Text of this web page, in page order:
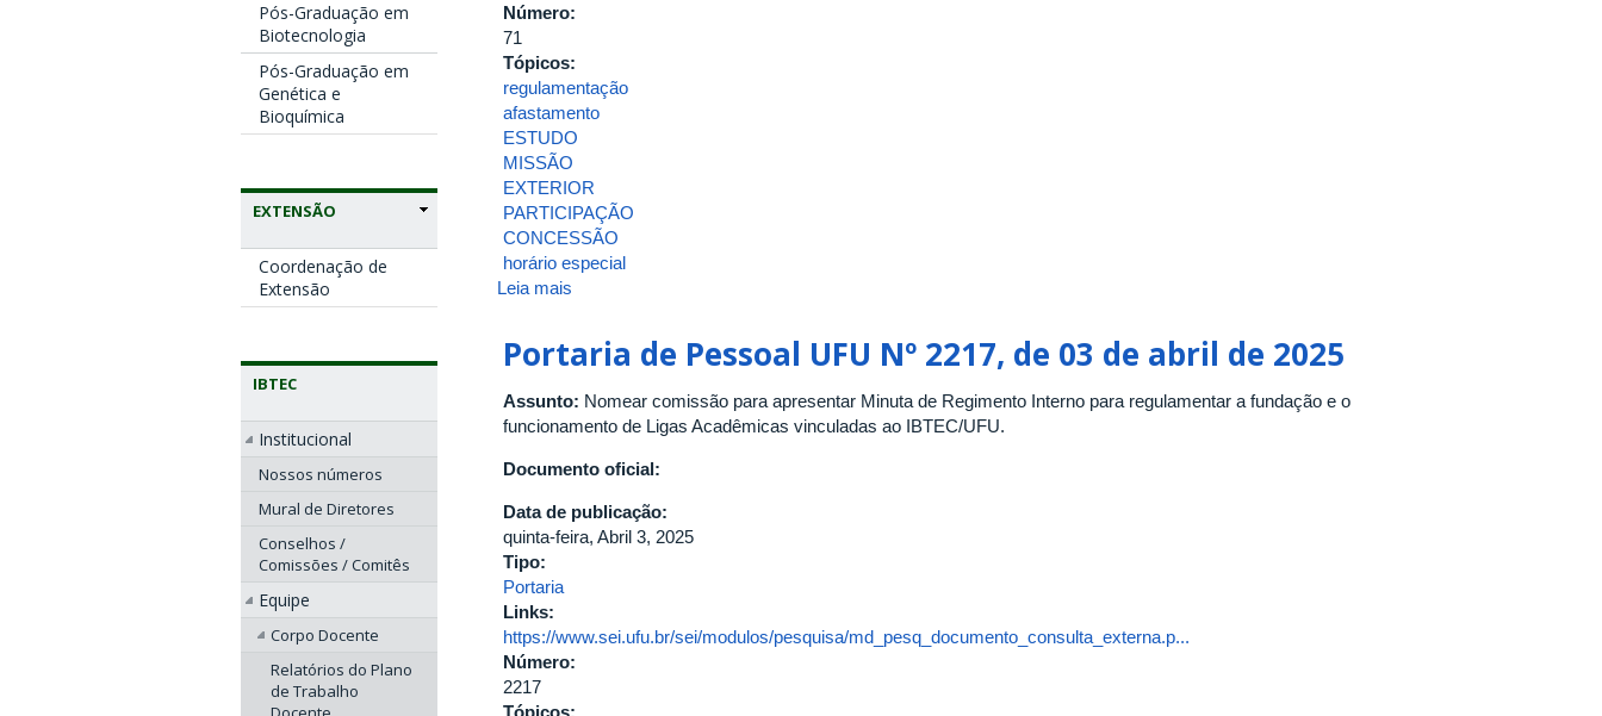
Pós-Graduação em
Biotecnologia
Pós-Graduação em
Genética e
Bioquímica
EXTENSÃO
Coordenação de
Extensão
IBTEC
Institucional
Nossos números
Mural de Diretores
Conselhos /
Comissões / Comitês
Equipe
Corpo Docente
Relatórios do Plano
de Trabalho
Número:
71
Tópicos:
regulamentação
afastamento
ESTUDO
MISSÃO
EXTERIOR
PARTICIPAÇÃO
CONCESSÃO
horário especial
Leia mais
DIRIBTEC
Nº
de
31
de
de
2026
Portaria de Pessoal UFU Nº 2217, de 03 de abril de 2025
Assunto: Nomear comissão para apresentar Minuta de Regimento Interno para regulamentar a fundação e o
funcionamento de Ligas Acadêmicas vinculadas ao IBTEC/UFU.
Documento oficial:
Data de publicação:
quinta-feira, Abril 3, 2025
Tipo:
Portaria
Links:
https://www.sei.ufu.br/sei/modulos/pesquisa/md_pesq_documento_consulta_externa.p...
Número:
2217
Tópicos: